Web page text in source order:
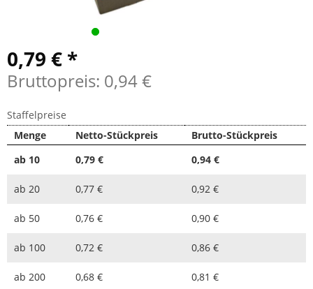
0,79 € *
Bruttopreis: 0,94 €
Staffelpreise
Menge
Netto-Stückpreis
Brutto-Stückpreis
ab 10 0,79 € 0,94 €
ab 20 0,77 € 0,92 €
ab 50 0,76 € 0,90 €
ab 100 0,72 € 0,86 €
ab 200 0,68 € 0,81 €